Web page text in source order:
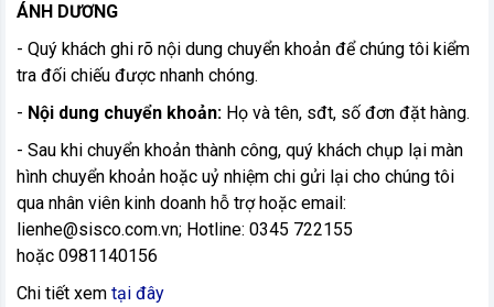
ÁNH DƯƠNG
- Quý khách ghi rõ nội dung chuyển khoản để chúng tôi kiểm
tra đối chiếu được nhanh chóng.
- Nội dung chuyển khoản: Họ và tên, sđt, số đơn đặt hàng.
- Sau khi chuyển khoản thành công, quý khách chụp lại màn
hình chuyển khoản hoặc uỷ nhiệm chi gửi lại cho chúng tôi
qua nhân viên kinh doanh hỗ trợ hoặc email:
lienhe@sisco.com.vn; Hotline: 0345 722155
hoặc 0981140156
Chi tiết xem tại đây